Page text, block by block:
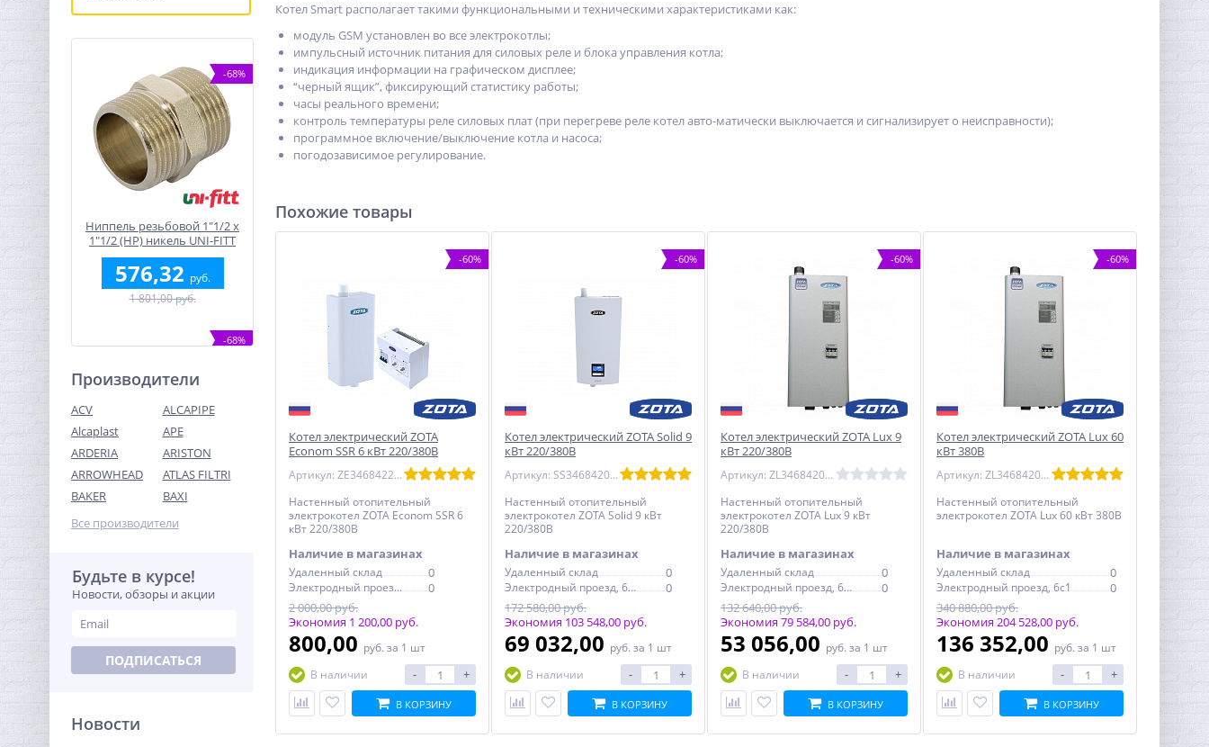
-68%
Ниппель резьбовой 1"1/2 x
1"1/2 (НР) никель UNI-FITT
576,32 руб.
1 801,00 руб.
-68%
Колено резьбовое ВН 1" x
1" латунь UNI-FITT
479,68
Производители
ACV
ALCAPIPE
Alcaplast
APE
ARDERIA
ARISTON
ARROWHEAD
ATLAS FILTRI
BAKER
BAXI
Все производители
Будьте в курсе!
Новости, обзоры и акции
ПОДПИСАТЬСЯ
Новости
Котел Smart располагает такими функциональными и техническими характеристиками как:
модуль GSM установлен во все электрокотлы;
импульсный источник питания для силовых реле и блока управления котла;
индикация информации на графическом дисплее;
“черный ящик”, фиксирующий статистику работы;
часы реального времени;
контроль температуры реле силовых плат (при перегреве реле котел авто-матически выключается и сигнализирует о неисправности);
программное включение/выключение котла и насоса;
погодозависимое регулирование.
Похожие товары
-60%
Котел электрический ZOTA
Econom SSR 6 кВт 220/380В
Артикул: ZE3468422006
Настенный отопительный
электрокотел ZOTA Econom SSR 6
кВт 220/380В
Наличие в магазинах
Удаленный склад 0
Электродный проезд, 6с1
0
2 000,00 руб.
Экономия 1 200,00 руб.
800,00 руб. за 1 шт
В наличии
- +
В КОРЗИНУ
-60%
Котел электрический ZOTA Solid 9
кВт 220/380В
Артикул: SS3468420009
Настенный отопительный
электрокотел ZOTA Solid 9 кВт
220/380В
Наличие в магазинах
Удаленный склад 0
Электродный проезд, 6с1
0
172 580,00 руб.
Экономия 103 548,00 руб.
69 032,00 руб. за 1 шт
В наличии
- +
В КОРЗИНУ
-60%
Котел электрический ZOTA Lux 9
кВт 220/380В
Артикул: ZL3468420009
Настенный отопительный
электрокотел ZOTA Lux 9 кВт
220/380В
Наличие в магазинах
Удаленный склад 0
Электродный проезд, 6с1
0
132 640,00 руб.
Экономия 79 584,00 руб.
53 056,00 руб. за 1 шт
В наличии
- +
В КОРЗИНУ
-60%
Котел электрический ZOTA Lux 60
кВт 380В
Артикул: ZL3468420060
Настенный отопительный
электрокотел ZOTA Lux 60 кВт 380В
Наличие в магазинах
Удаленный склад 0
Электродный проезд, 6с1
0
340 880,00 руб.
Экономия 204 528,00 руб.
136 352,00 руб. за 1 шт
В наличии
- +
В КОРЗИНУ